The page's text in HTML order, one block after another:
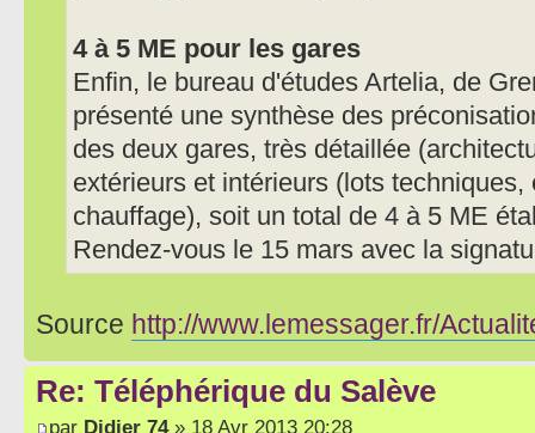
4 à 5 ME pour les gares
Enfin, le bureau d'études Artelia, de
présenté une synthèse des
des deux gares, très détaillée
extérieurs et intérieurs (lots techniques,
chauffage), soit un total de 4 à 5 ME
Rendez-vous le 15 mars avec la
Source http://www.lemessager.fr/
Re: Téléphérique du Salève
par Didier 74» 18 Avr 2013 20:28